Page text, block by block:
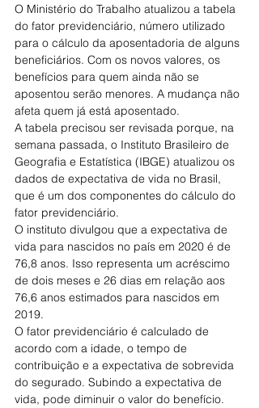
O Ministério do Trabalho atualizou a tabela
do fator previdenciário, número utilizado
para o cálculo da aposentadoria de alguns
beneficiários. Com os novos valores, os
benefícios para quem ainda não se
aposentou serão menores. A mudança não
afeta quem já está aposentado.
A tabela precisou ser revisada porque, na
semana passada, o Instituto Brasileiro de
Geografia e Estatística (IBGE) atualizou os
dados de expectativa de vida no Brasil,
que é um dos componentes do cálculo do
fator previdenciário.
O instituto divulgou que a expectativa de
vida para nascidos no país em 2020 é de
76,8 anos. Isso representa um acréscimo
de dois meses e 26 dias em relação aos
76,6 anos estimados para nascidos em
2019.
O fator previdenciário é calculado de
acordo com a idade, o tempo de
contribuição e a expectativa de sobrevida
do segurado. Subindo a expectativa de
vida, pode diminuir o valor do benefício.